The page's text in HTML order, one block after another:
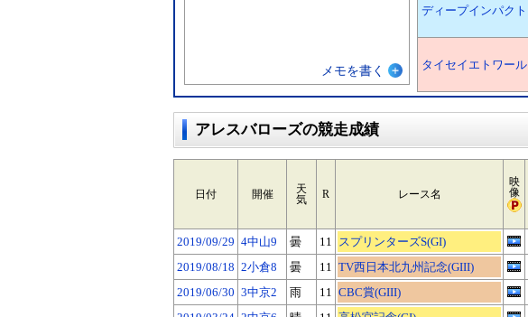
メモを書く
ディープインパクト
タイセイエトワール
アレスバローズの競走成績
日付 開催
天
気
R レース名
映
像
2019/09/29 4中山9 曇 11 スプリンターズS(GI)
2019/08/18 2小倉8 曇 11 TV西日本北九州記念(GIII)
2019/06/30 3中京2 雨 11 CBC賞(GIII)